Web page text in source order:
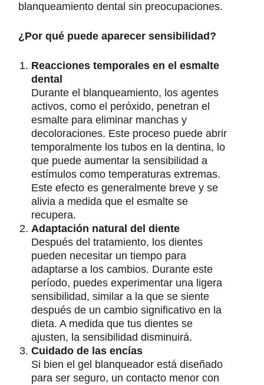
blanqueamiento dental sin preocupaciones.
¿Por qué puede aparecer sensibilidad?
Reacciones temporales en el esmalte
dental
Durante el blanqueamiento, los agentes
activos, como el peróxido, penetran el
esmalte para eliminar manchas y
decoloraciones. Este proceso puede abrir
temporalmente los tubos en la dentina, lo
que puede aumentar la sensibilidad a
estímulos como temperaturas extremas.
Este efecto es generalmente breve y se
alivia a medida que el esmalte se
recupera.
Adaptación natural del diente
Después del tratamiento, los dientes
pueden necesitar un tiempo para
adaptarse a los cambios. Durante este
período, puedes experimentar una ligera
sensibilidad, similar a la que se siente
después de un cambio significativo en la
dieta. A medida que tus dientes se
ajusten, la sensibilidad disminuirá.
Cuidado de las encías
Si bien el gel blanqueador está diseñado
para ser seguro, un contacto menor con